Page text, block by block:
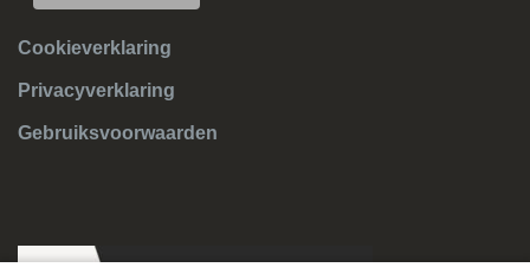
Cookieverklaring
Privacyverklaring
Gebruiksvoorwaarden